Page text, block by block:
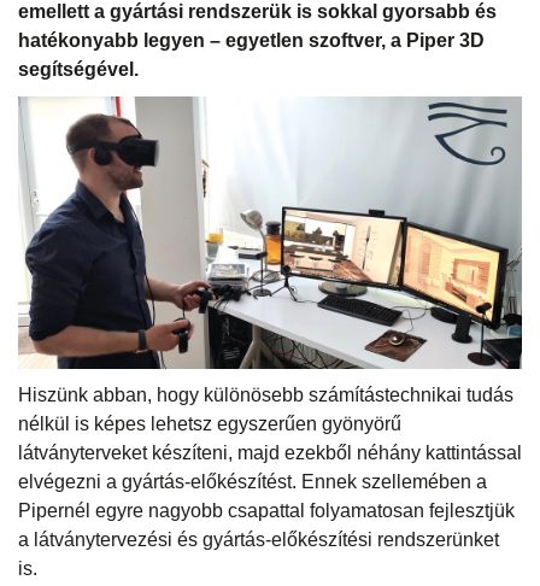
emellett a gyártási rendszerük is sokkal gyorsabb és
hatékonyabb legyen – egyetlen szoftver, a Piper 3D
segítségével.
Hiszünk abban, hogy különösebb számítástechnikai tudás
nélkül is képes lehetsz egyszerűen gyönyörű
látványterveket készíteni, majd ezekből néhány kattintással
elvégezni a gyártás-előkészítést. Ennek szellemében a
Pipernél egyre nagyobb csapattal folyamatosan fejlesztjük
a látványtervezési és gyártás-előkészítési rendszerünket
is.